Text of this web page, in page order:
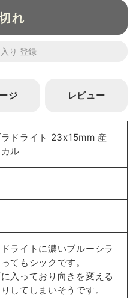
れ
入り
ジ レビュー
ドライト 23x15mm 産
ル
ライトに濃いブルーシラ
てもシックです。
入っており向きを変える
してしまいそうです。